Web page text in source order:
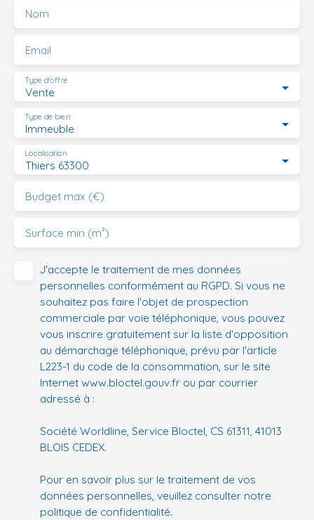
Nom
Email
Vente
Type d'offre
Immeuble
Type de bien
Thiers 63300
Localisation
Budget max (€)
Surface min (m²)
J'accepte le traitement de mes données
personnelles conformément au RGPD. Si vous ne
souhaitez pas faire l'objet de prospection
commerciale par voie téléphonique, vous pouvez
vous inscrire gratuitement sur la liste d'opposition
au démarchage téléphonique, prévu par l'article
L223-1 du code de la consommation, sur le site
Internet www.bloctel.gouv.fr ou par courrier
adressé à :
Société Worldline, Service Bloctel, CS 61311, 41013
BLOIS CEDEX.
Pour en savoir plus sur le traitement de vos
données personnelles, veuillez consulter notre
politique de confidentialité.